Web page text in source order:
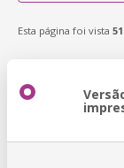
Esta página foi vista